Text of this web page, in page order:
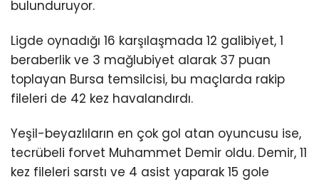
bulunduruyor.
Ligde oynadığı 16 karşılaşmada 12 galibiyet, 1
beraberlik ve 3 mağlubiyet alarak 37 puan
toplayan Bursa temsilcisi, bu maçlarda rakip
fileleri de 42 kez havalandırdı.
Yeşil-beyazlıların en çok gol atan oyuncusu ise,
tecrübeli forvet Muhammet Demir oldu. Demir, 11
kez fileleri sarstı ve 4 asist yaparak 15 gole